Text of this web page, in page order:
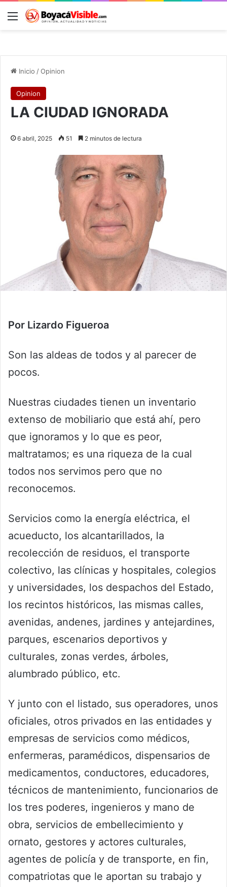
Menú
Inicio /Opinion
Opinion
LA CIUDAD IGNORADA
6 abril, 2025 51 2 minutos de lectura
Por Lizardo Figueroa
Son las aldeas de todos y al parecer de
pocos.
Nuestras ciudades tienen un inventario
extenso de mobiliario que está ahí, pero
que ignoramos y lo que es peor,
maltratamos; es una riqueza de la cual
todos nos servimos pero que no
reconocemos.
Servicios como la energía eléctrica, el
acueducto, los alcantarillados, la
recolección de residuos, el transporte
colectivo, las clínicas y hospitales, colegios
y universidades, los despachos del Estado,
los recintos históricos, las mismas calles,
avenidas, andenes, jardines y antejardines,
parques, escenarios deportivos y
culturales, zonas verdes, árboles,
alumbrado público, etc.
Y junto con el listado, sus operadores, unos
oficiales, otros privados en las entidades y
empresas de servicios como médicos,
enfermeras, paramédicos, dispensarios de
medicamentos, conductores, educadores,
técnicos de mantenimiento, funcionarios de
los tres poderes, ingenieros y mano de
obra, servicios de embellecimiento y
ornato, gestores y actores culturales,
agentes de policía y de transporte, en fin,
compatriotas que le aportan su trabajo y